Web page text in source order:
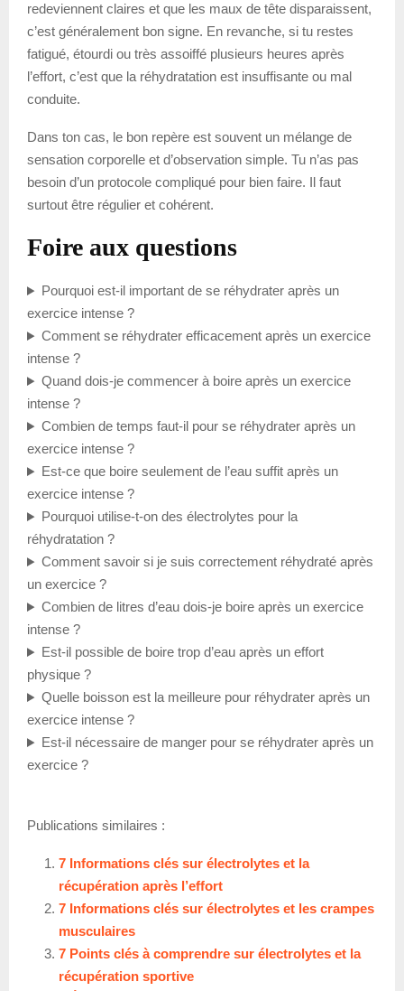
redeviennent claires et que les maux de tête disparaissent,
c’est généralement bon signe. En revanche, si tu restes
fatigué, étourdi ou très assoiffé plusieurs heures après
l’effort, c’est que la réhydratation est insuffisante ou mal
conduite.
Dans ton cas, le bon repère est souvent un mélange de
sensation corporelle et d’observation simple. Tu n’as pas
besoin d’un protocole compliqué pour bien faire. Il faut
surtout être régulier et cohérent.
Foire aux questions
Pourquoi est-il important de se réhydrater après un
exercice intense ?
Comment se réhydrater efficacement après un exercice
intense ?
Quand dois-je commencer à boire après un exercice
intense ?
Combien de temps faut-il pour se réhydrater après un
exercice intense ?
Est-ce que boire seulement de l’eau suffit après un
exercice intense ?
Pourquoi utilise-t-on des électrolytes pour la
réhydratation ?
Comment savoir si je suis correctement réhydraté après
un exercice ?
Combien de litres d’eau dois-je boire après un exercice
intense ?
Est-il possible de boire trop d’eau après un effort
physique ?
Quelle boisson est la meilleure pour réhydrater après un
exercice intense ?
Est-il nécessaire de manger pour se réhydrater après un
exercice ?
Publications similaires :
7 Informations clés sur électrolytes et la
récupération après l’effort
7 Informations clés sur électrolytes et les crampes
musculaires
7 Points clés à comprendre sur électrolytes et la
récupération sportive